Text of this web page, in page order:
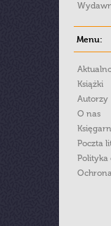
Menu:
Książki
Autorzy
O nas
Poczta
Polityka